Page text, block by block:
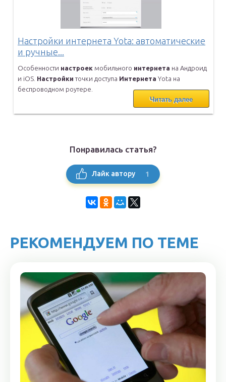
Настройки интернета Yota: автоматические
и ручные...
Особенности настроек мобильного интернета на Андроид
и iOS. Настройки точки доступа Интернета Yota на
беспроводном роутере.
Читать далее
Понравилась статья?
Лайк автору 1
РЕКОМЕНДУЕМ ПО ТЕМЕ